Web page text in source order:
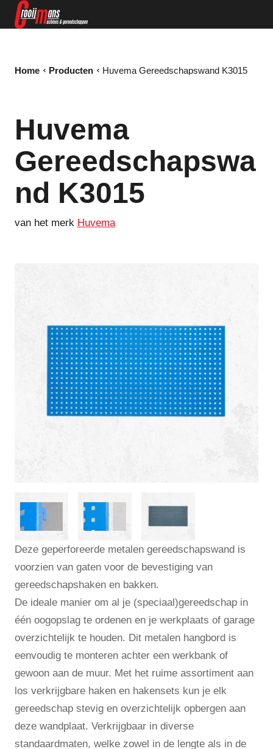
Home Producten Huvema Gereedschapswand K3015
Huvema
Gereedschapswa
nd K3015
van het merk Huvema
Deze geperforeerde metalen gereedschapswand is
voorzien van gaten voor de bevestiging van
gereedschapshaken en bakken.
De ideale manier om al je (speciaal)gereedschap in
één oogopslag te ordenen en je werkplaats of garage
overzichtelijk te houden. Dit metalen hangbord is
eenvoudig te monteren achter een werkbank of
gewoon aan de muur. Met het ruime assortiment aan
los verkrijgbare haken en hakensets kun je elk
gereedschap stevig en overzichtelijk opbergen aan
deze wandplaat. Verkrijgbaar in diverse
standaardmaten, welke zowel in de lengte als in de